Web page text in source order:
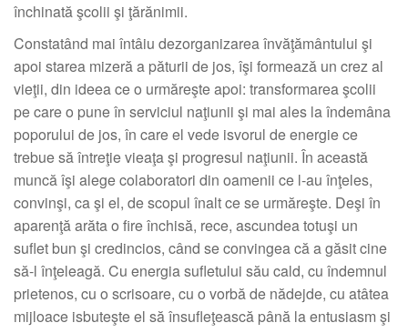
închinată şcolii şi ţărănimii.
Constatând mai întâiu dezorganizarea învăţământului şi
apoi starea mizeră a păturii de jos, îşi formează un crez al
vieţii, din ideea ce o urmăreşte apoi: transformarea şcolii
pe care o pune în serviciul naţiunii şi mai ales la îndemâna
poporului de jos, în care el vede isvorul de energie ce
trebue să întreţie vieaţa şi progresul naţiunii. În această
muncă îşi alege colaboratori din oamenii ce l-au înţeles,
convinşi, ca şi el, de scopul înalt ce se urmăreşte. Deşi în
aparenţă arăta o fire închisă, rece, ascundea totuşi un
suflet bun şi credincios, când se convingea că a găsit cine
să-l înţeleagă. Cu energia sufletului său cald, cu îndemnul
prietenos, cu o scrisoare, cu o vorbă de nădejde, cu atâtea
mijloace isbuteşte el să însufleţească până la entusiasm şi